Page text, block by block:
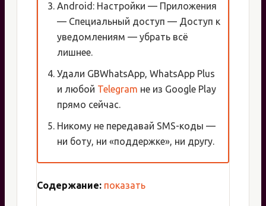
Android: Настройки — Приложения
— Специальный доступ — Доступ к
уведомлениям — убрать всё
лишнее.
Удали GBWhatsApp, WhatsApp Plus
и любой Telegram не из Google Play
прямо сейчас.
Никому не передавай SMS-коды —
ни боту, ни «поддержке», ни другу.
Содержание: показать